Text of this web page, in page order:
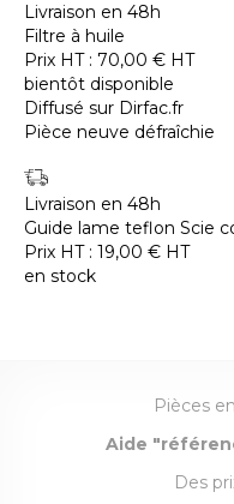
Livraison en 48h
Filtre à huile
Prix HT : 70,00 € HT
bientôt disponible
Diffusé sur Dirfac.fr
Pièce neuve défraîchie
Livraison en 48h
Guide lame teflon Scie
Prix HT : 19,00 € HT
en stock
Pièces
Aide
Des